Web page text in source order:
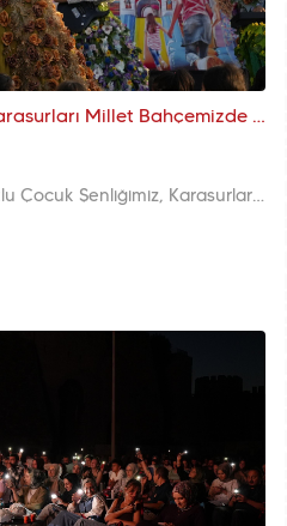
Mutlu Çocuk Şenliğimiz Karasurları Millet Bahçemizde Çocuklarımız ve Ailelerimizle Buluşmaya Devam Ediyor
Yaz tatiline neşe katan Mutlu Çocuk Şenliğimiz, Karasurları Millet Bahçemizde çocuklarımız ve ailelerimizle buluşmaya devam ediyor. Birbirinden eğlenceli etkinliklerin yer aldığı renkli program, her yaştan katılımcıya keyifli anlar yaşatıyor.